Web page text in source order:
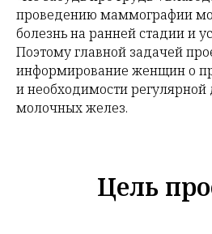
проведению маммографии
болезнь на ранней стадии и
Поэтому главной задачей
информирование женщин о
и необходимости регулярной
молочных желез.
Цель